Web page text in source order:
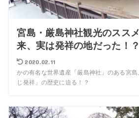
宮島・厳島神社観光のスス
来、実は発祥の地だった！？
2020.02.11
かの有名な世界遺産「厳島神社」のある宮
じ発祥」の歴史に迫る！？